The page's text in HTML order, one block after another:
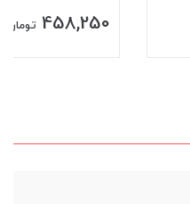
458,250 تومان